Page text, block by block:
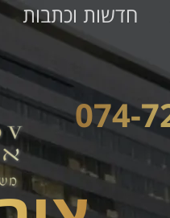
חדשות וכתבות